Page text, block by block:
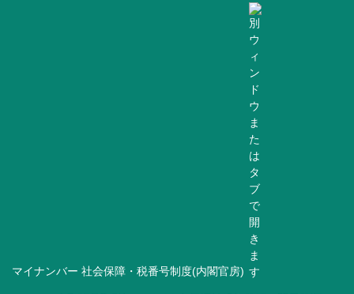
マイナンバー 社会保障・税番号制度(内閣官房)